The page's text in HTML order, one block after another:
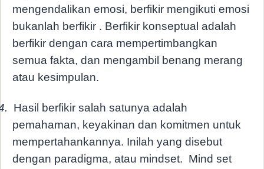
mengendalikan emosi, berfikir mengikuti emosi
bukanlah berfikir . Berfikir konseptual adalah
berfikir dengan cara mempertimbangkan
semua fakta, dan mengambil benang merang
atau kesimpulan.
Hasil berfikir salah satunya adalah
pemahaman, keyakinan dan komitmen untuk
mempertahankannya. Inilah yang disebut
dengan paradigma, atau mindset. Mind set